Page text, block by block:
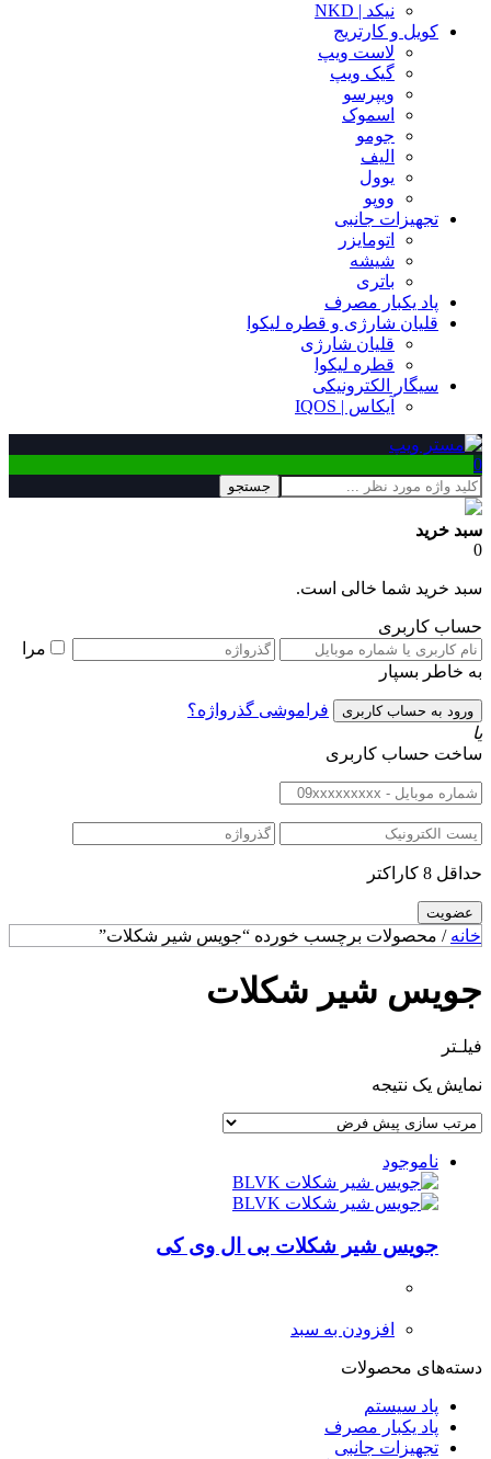
نیکد | NKD
کویل و کارتریج
لاست ویپ
گیک ویپ
ویپرسو
اسموک
جومو
الیف
یوول
ووپو
تجهیزات جانبی
اتومایزر
شیشه
باتری
پاد یکبار مصرف
قلیان شارژی و قطره لیکوا
قلیان شارژی
قطره لیکوا
سیگار الکترونیکی
آیکاس | IQOS
0
جستجو
سبد خرید
0
سبد خرید شما خالی است.
حساب کاربری
مرا
به خاطر بسپار
فراموشی گذرواژه؟
یا
ساخت حساب کاربری
حداقل 8 کاراکتر
خانه / محصولات برچسب خورده “جویس شیر شکلات”
جویس شیر شکلات
فیلـتر
نمایش یک نتیجه
ناموجود
جویس شیر شکلات بی ال وی کی
افزودن به سبد
دسته‌های محصولات
پاد سیستم
پاد یکبار مصرف
تجهیزات جانبی